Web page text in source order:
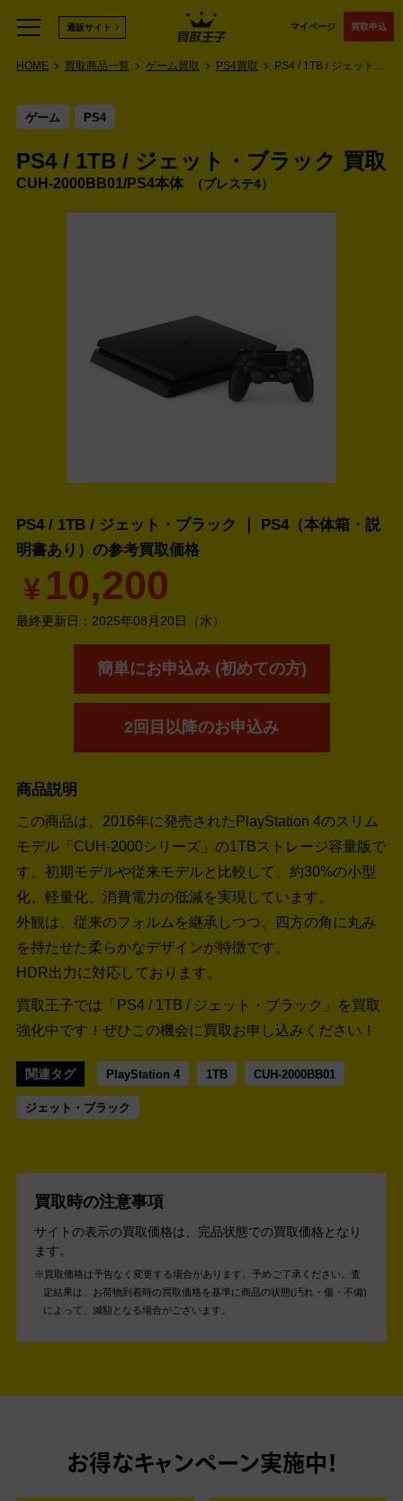
マイページ 買取申込
通販サイト
HOME 買取商品一覧 ゲーム買取 PS4買取 PS4 / 1TB / ジェット...
ゲーム PS4
PS4 / 1TB / ジェット・ブラック 買取
CUH-2000BB01/PS4本体 プレステ4
PS4 / 1TB / ジェット・ブラック ｜ PS4（本体箱・説
明書あり）の参考買取価格
¥ 10,200
最終更新日： 2025年08月20日（水）
簡単にお申込み (初めての方)
2回目以降のお申込み
商品説明
この商品は、2016年に発売されたPlayStation 4のスリム
モデル「CUH-2000シリーズ」の1TBストレージ容量版で
す。初期モデルや従来モデルと比較して、約30%の小型
化、軽量化、消費電力の低減を実現しています。
外観は、従来のフォルムを継承しつつ、四方の角に丸み
を持たせた柔らかなデザインが特徴です。
HDR出力に対応しております。
買取王子では「PS4 / 1TB / ジェット・ブラック」を買取
強化中です！ ぜひこの機会に買取お申し込みください！
関連タグ PlayStation 4 1TB CUH-2000BB01
ジェット・ブラック
買取時の注意事項
サイトの表示の買取価格は、完品状態での買取価格となり
ます。
買取価格は予告なく変更する場合があります。予めご了承ください。 査
定結果は、お荷物到着時の買取価格を基準に商品の状態(汚れ・傷・不備)
によって、減額となる場合がございます。
お得なキャンペーン実施中！